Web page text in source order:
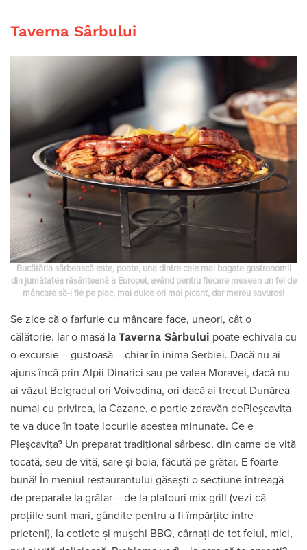
Taverna Sârbului
Bucătăria sârbească este, poate, una dintre cele mai bogate gastronomii
din jumătatea răsăriteană a Europei, având pentru fiecare mesean un fel de
mâncare să-i fie pe plac, mai dulce ori mai picant, dar mereu savuros!
Se zice că o farfurie cu mâncare face, uneori, cât o
călătorie. Iar o masă la Taverna Sârbului poate echivala cu
o excursie – gustoasă – chiar în inima Serbiei. Dacă nu ai
ajuns încă prin Alpii Dinarici sau pe valea Moravei, dacă nu
ai văzut Belgradul ori Voivodina, ori dacă ai trecut Dunărea
numai cu privirea, la Cazane, o porție zdravăn dePleșcavița
te va duce în toate locurile acestea minunate. Ce e
Pleșcavița? Un preparat tradițional sârbesc, din carne de vită
tocată, seu de vită, sare și boia, făcută pe grătar. E foarte
bună! În meniul restaurantului găsești o secțiune întreagă
de preparate la grătar – de la platouri mix grill (vezi că
proțiile sunt mari, gândite pentru a fi împărțite între
prieteni), la cotlete și mușchi BBQ, cârnați de tot felul, mici,